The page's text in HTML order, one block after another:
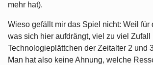
mehr hat).
Wieso gefällt mir das Spiel nicht: Weil für
was sich hier aufdrängt, viel zu viel
Technologieplättchen der Zeitalter 2 und
Man hat also keine Ahnung, welche